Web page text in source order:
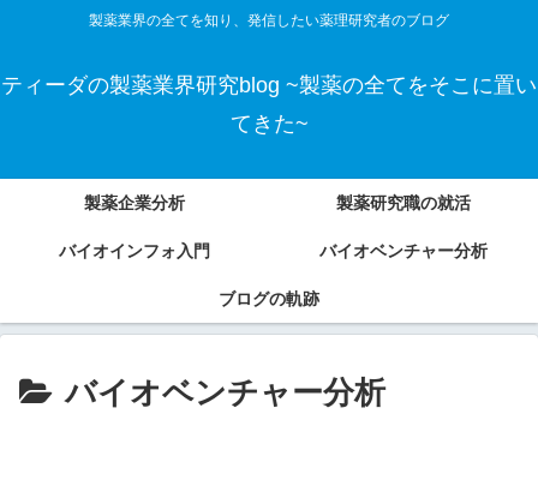
製薬業界の全てを知り、発信したい薬理研究者のブログ
ティーダの製薬業界研究blog ~製薬の全てをそこに置い
てきた~
製薬企業分析 製薬研究職の就活
バイオインフォ入門 バイオベンチャー分析
ブログの軌跡
バイオベンチャー分析